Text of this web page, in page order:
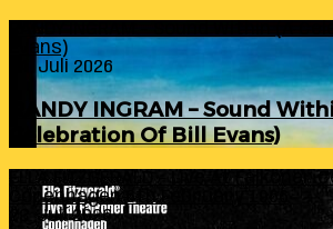
Evans)
24. Juli 2026
RANDY INGRAM – Sound
Celebration Of Bill Evans)
ELLA FITZGERALD – Live At Falkoner
Copenhagen 6th February 1966
23. Juli 2026